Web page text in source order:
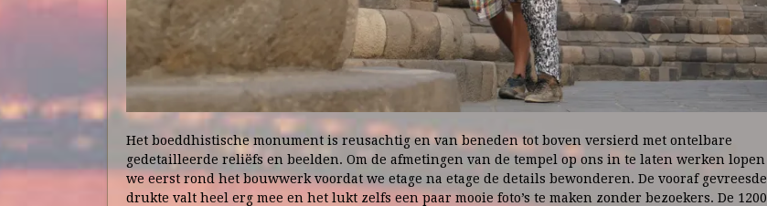
Het boeddhistische monument is reusachtig en van beneden tot boven versierd met ontelbare
gedetailleerde reliëfs en beelden. Om de afmetingen van de tempel op ons in te laten werken lopen
we eerst rond het bouwwerk voordat we etage na etage de details bewonderen. De vooraf gevreesde
drukte valt heel erg mee en het lukt zelfs een paar mooie foto’s te maken zonder bezoekers. De 1200